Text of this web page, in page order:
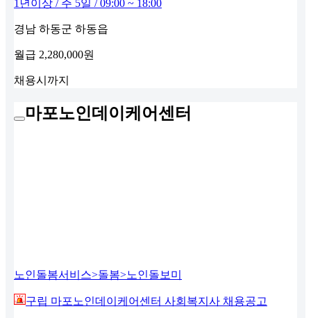
1년이상 / 주 5일 / 09:00 ~ 18:00
경남 하동군 하동읍
월급 2,280,000원
채용시까지
마포노인데이케어센터
노인돌봄서비스>돌봄>노인돌보미
구립 마포노인데이케어센터 사회복지사 채용공고